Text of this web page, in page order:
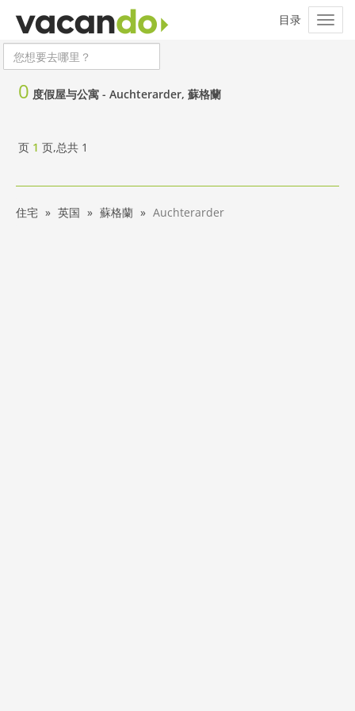
0 度假屋与公寓 - Auchterarder, 蘇格蘭
页 1 页,总共 1
住宅 英国 蘇格蘭 Auchterarder